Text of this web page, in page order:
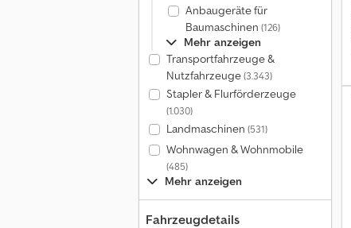
Anbaugeräte für
Baumaschinen (126)
Mehr anzeigen
Transportfahrzeuge &
Nutzfahrzeuge(3.343)
Stapler & Flurförderzeuge
(1.030)
Landmaschinen (531)
Wohnwagen & Wohnmobile
(485)
Mehr anzeigen
Fahrzeugdetails